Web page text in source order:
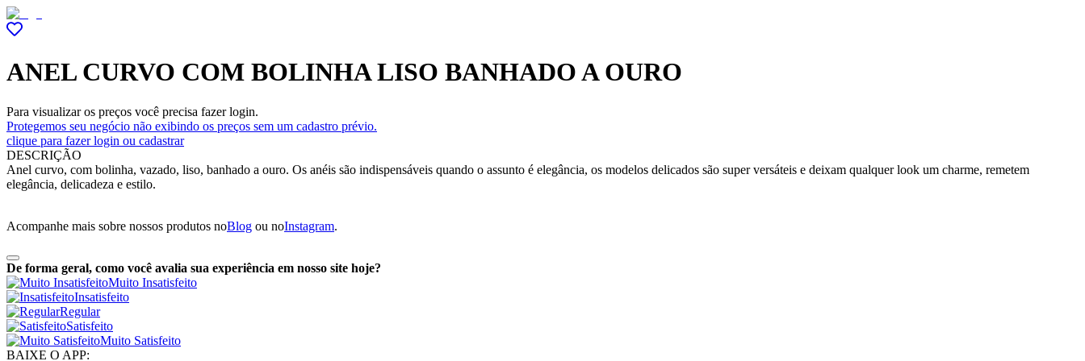
ANEL CURVO COM BOLINHA LISO BANHADO A OURO
Para visualizar os preços você precisa fazer login.
Protegemos seu negócio não exibindo os preços sem um cadastro prévio.
clique para fazer login ou cadastrar
DESCRIÇÃO
Anel curvo, com bolinha, vazado, liso, banhado a ouro. Os anéis são indispensáveis quando o assunto é elegância, os modelos delicados são super versáteis e deixam qualquer look um charme, remetem
elegância, delicadeza e estilo.
Acompanhe mais sobre nossos produtos noBlog ou noInstagram.
De forma geral, como você avalia sua experiência em nosso site hoje?
Muito Insatisfeito
Insatisfeito
Regular
Satisfeito
Muito Satisfeito
BAIXE O APP: